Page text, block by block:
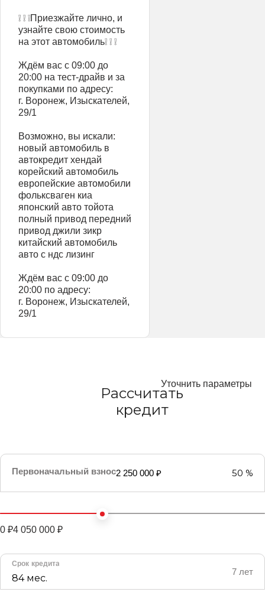
❕ ❕ ❕Приезжайте лично, и
узнайте свою стоимость
на этот автомобиль❕ ❕ ❕
Ждём вас с 09:00 до
20:00 на тест-драйв и за
покупками по адресу:
г. Воронеж, Изыскателей,
29/1
Возможно, вы искали:
новый автомобиль в
автокредит хендай
корейский автомобиль
европейские автомобили
фольксваген киа
японский авто тойота
полный привод передний
привод джили зикр
китайский автомобиль
авто с ндс лизинг
Ждём вас с 09:00 до
20:00 по адресу:
г. Воронеж, Изыскателей,
29/1
Рассчитать
кредит
Уточнить параметры
Первоначальный взнос2 250 000 ₽ 50 %
0 ₽4 050 000 ₽
Срок кредита
84 мес.
7 лет